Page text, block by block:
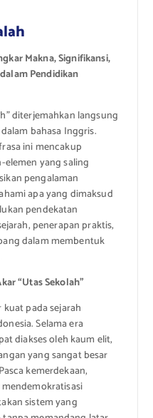
Makna, Signifikansi,
Pendidikan
diterjemahkan langsung
bahasa Inggris.
ini mencakup
yang saling
pengalaman
apa yang dimaksud
pendekatan
penerapan praktis,
dalam membentuk
“Utas Sekolah”
kuat pada sejarah
Selama era
diakses oleh kaum elit,
yang sangat besar
kemerdekaan,
sistem yang